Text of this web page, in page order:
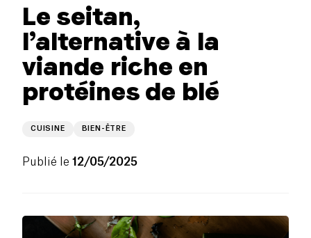
Le seitan,
l’alternative à la
viande riche en
protéines de blé
CUISINE BIEN-ÊTRE
Publié le 12/05/2025